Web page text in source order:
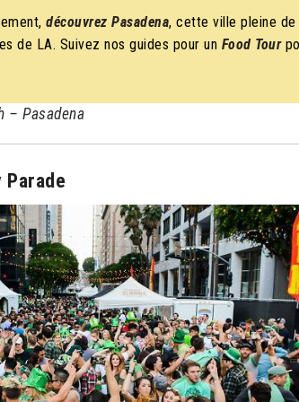
découvrez Pasadena, cette ville pleine de
de LA. Suivez nos guides pour un Food Tour
– Pasadena
Parade